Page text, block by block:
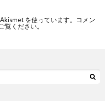
を使っています。
コメン
覧ください。